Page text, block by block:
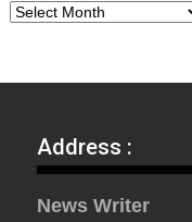
Address :
News Writer